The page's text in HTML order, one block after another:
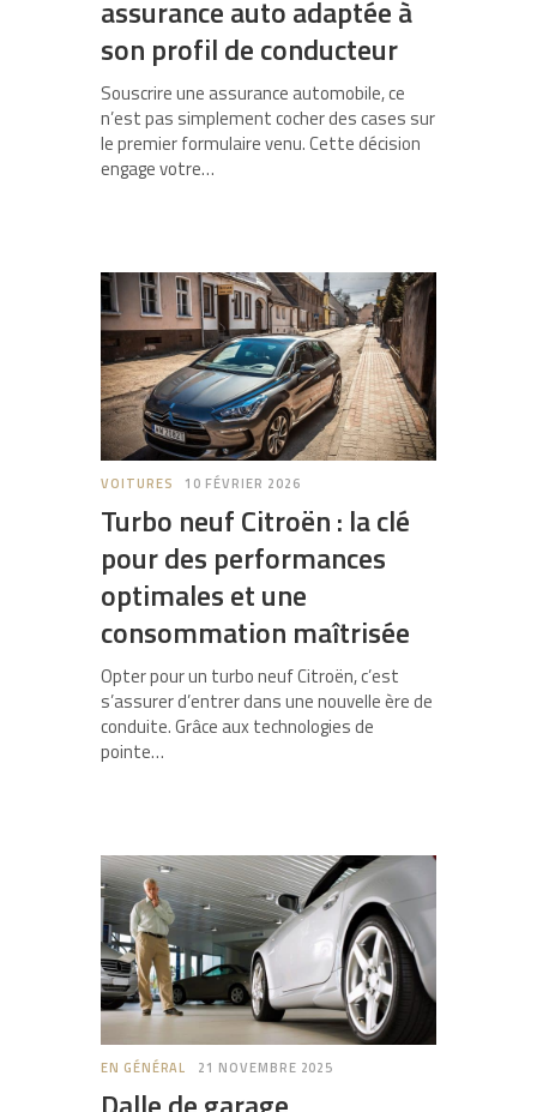
assurance auto adaptée à
son profil de conducteur
Souscrire une assurance automobile, ce
n’est pas simplement cocher des cases sur
le premier formulaire venu. Cette décision
engage votre…
VOITURES 10 FÉVRIER 2026
Turbo neuf Citroën : la clé
pour des performances
optimales et une
consommation maîtrisée
Opter pour un turbo neuf Citroën, c’est
s’assurer d’entrer dans une nouvelle ère de
conduite. Grâce aux technologies de
pointe…
EN GÉNÉRAL 21 NOVEMBRE 2025